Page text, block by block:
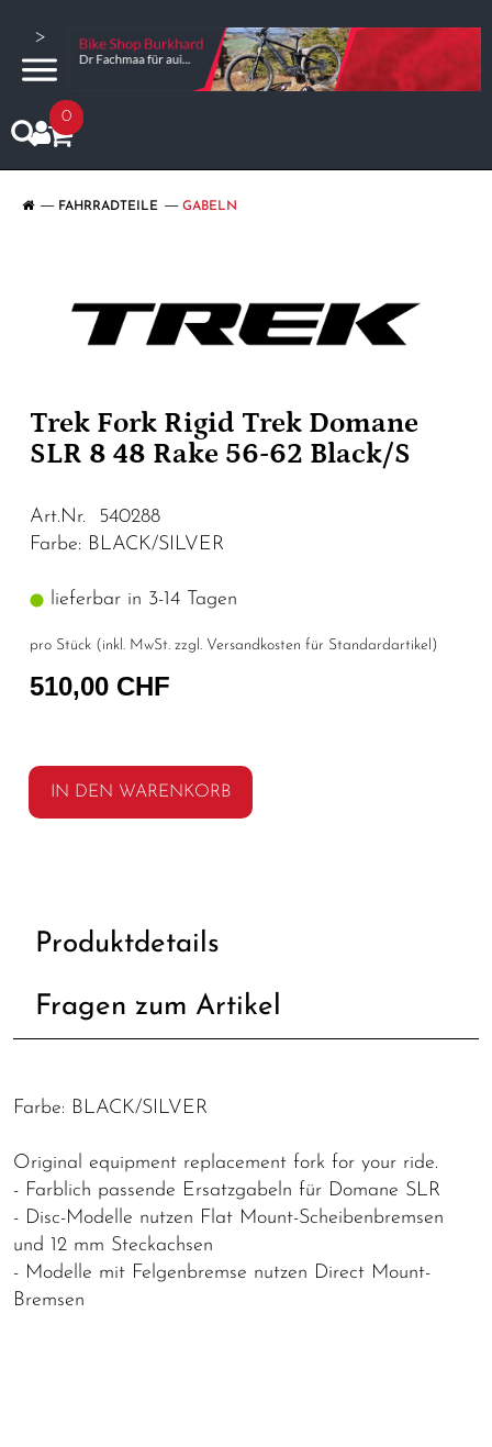
>
0
FAHRRADTEILE GABELN
Trek Fork Rigid Trek Domane
SLR 8 48 Rake 56-62 Black/S
Art.Nr. 540288
Farbe: BLACK/SILVER
lieferbar in 3-14 Tagen
pro Stück (inkl. MwSt. zzgl. Versandkosten für Standardartikel )
510,00 CHF
IN DEN WARENKORB
Produktdetails
Fragen zum Artikel
Farbe: BLACK/SILVER
Original equipment replacement fork for your ride.
- Farblich passende Ersatzgabeln für Domane SLR
- Disc-Modelle nutzen Flat Mount-Scheibenbremsen
und 12 mm Steckachsen
- Modelle mit Felgenbremse nutzen Direct Mount-
Bremsen